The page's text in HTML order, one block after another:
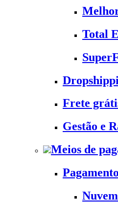
Total
Frete
Gestão e
Meios de